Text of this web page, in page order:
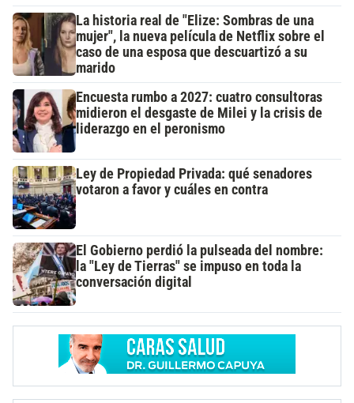
La historia real de "Elize: Sombras de una
mujer", la nueva película de Netflix sobre el
caso de una esposa que descuartizó a su
marido
Encuesta rumbo a 2027: cuatro consultoras
midieron el desgaste de Milei y la crisis de
liderazgo en el peronismo
Ley de Propiedad Privada: qué senadores
votaron a favor y cuáles en contra
El Gobierno perdió la pulseada del nombre:
la "Ley de Tierras" se impuso en toda la
conversación digital